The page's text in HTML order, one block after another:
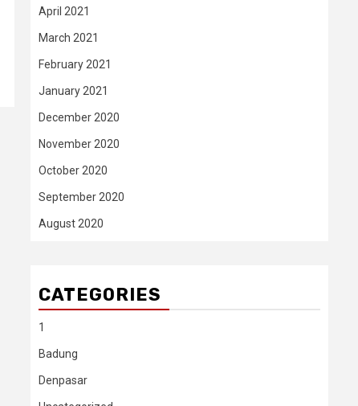
April 2021
March 2021
February 2021
January 2021
December 2020
November 2020
October 2020
September 2020
August 2020
CATEGORIES
1
Badung
Denpasar